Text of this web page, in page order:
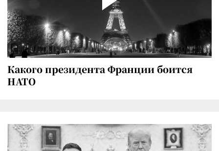
Какого президента Франции боится
НАТО